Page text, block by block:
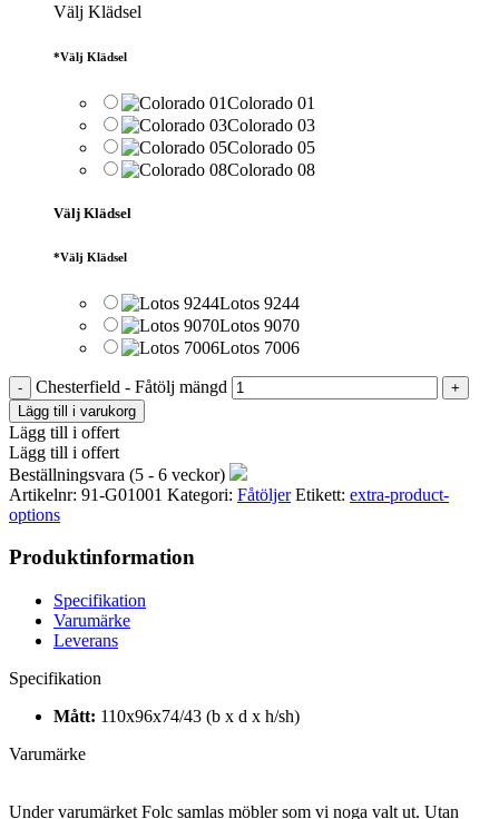
Välj Klädsel
*Välj Klädsel
Colorado 01
Colorado 03
Colorado 05
Colorado 08
Välj Klädsel
*Välj Klädsel
Lotos 9244
Lotos 9070
Lotos 7006
Chesterfield - Fåtölj mängd
Lägg till i varukorg
Lägg till i offert
Lägg till i offert
Beställningsvara (5 - 6 veckor)
Artikelnr: 91-G01001 Kategori: Fåtöljer Etikett: extra-product-
options
Produktinformation
Specifikation
Varumärke
Leverans
Specifikation
Mått: 110x96x74/43 (b x d x h/sh)
Varumärke
Under varumärket Folc samlas möbler som vi noga valt ut. Utan